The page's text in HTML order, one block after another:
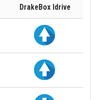
DrakeBox Idrive